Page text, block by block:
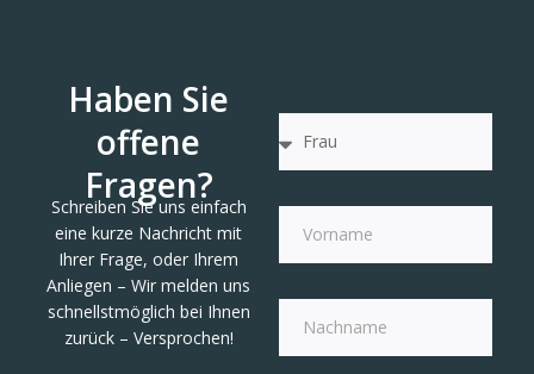
Haben Sie
offene
Fragen?
Schreiben Sie uns einfach
eine kurze Nachricht mit
Ihrer Frage, oder Ihrem
Anliegen – Wir melden uns
schnellstmöglich bei Ihnen
zurück – Versprochen!